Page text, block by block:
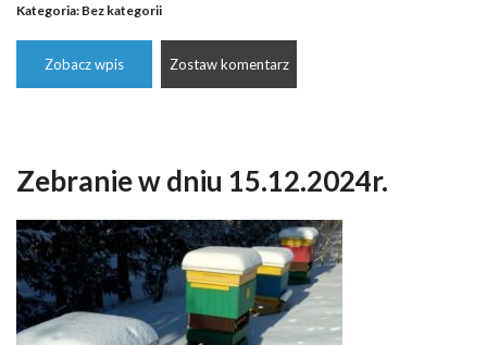
Kategoria: Bez kategorii
Zobacz wpis Zostaw komentarz
Zebranie w dniu 15.12.2024r.